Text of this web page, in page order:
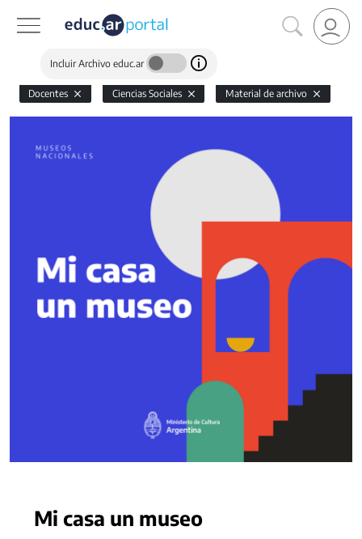
Incluir Archivo educ.ar
Docentes Ciencias Sociales Material de archivo
Mi casa un museo